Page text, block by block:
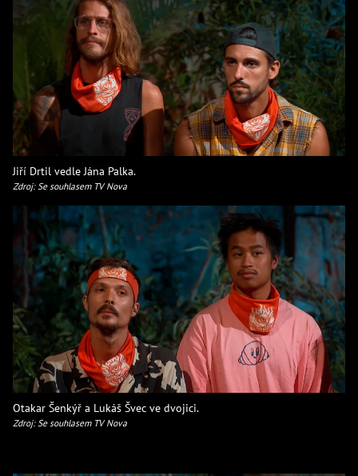
Jiří Drtil vedle Jána Palka.
Zdroj: Se souhlasem TV Nova
Otakar Šenkýř a Lukáš Švec ve dvojici.
Zdroj: Se souhlasem TV Nova